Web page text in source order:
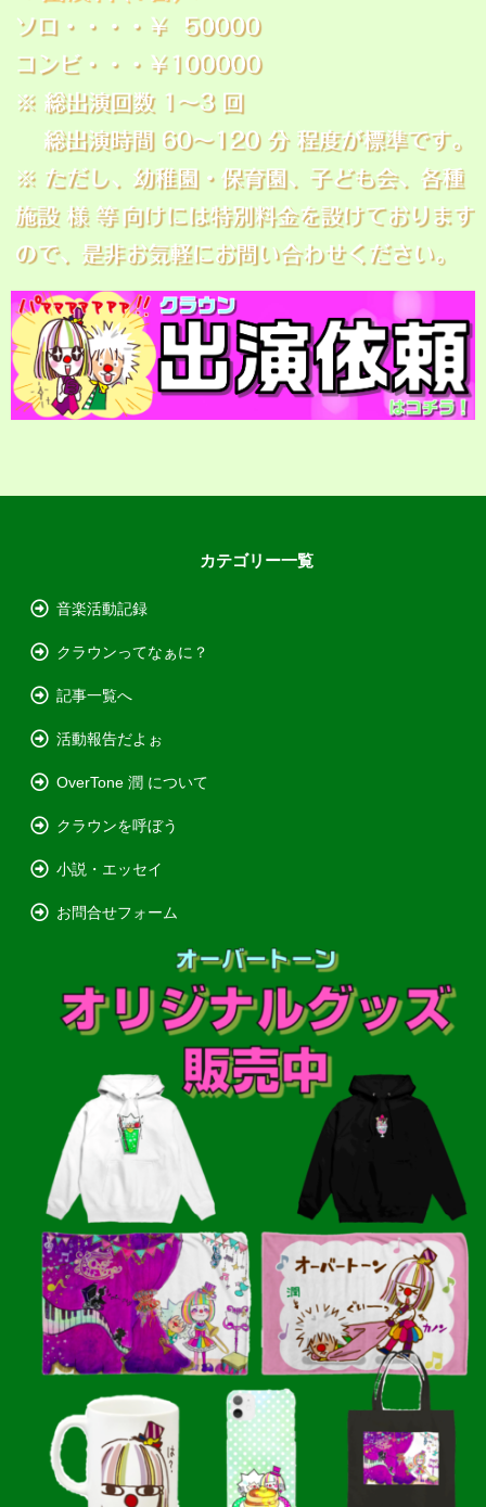
カテゴリー一覧
音楽活動記録
クラウンってなぁに？
記事一覧へ
活動報告だよぉ
OverTone 潤 について
クラウンを呼ぼう
小説・エッセイ
お問合せフォーム